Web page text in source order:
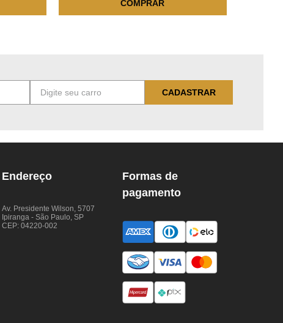
COMPRAR
CADASTRAR
Endereço
Av. Presidente Wilson, 5707
Ipiranga - São Paulo, SP
CEP: 04220-002
Formas de
pagamento